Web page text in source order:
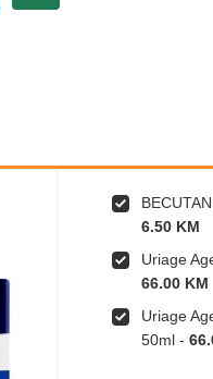
6.50 KM
Uriage
66.00 KM
Uriage
50ml -